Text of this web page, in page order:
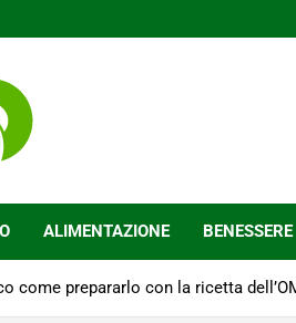
ALIMENTAZIONE BENESSERE
come prepararlo con la ricetta